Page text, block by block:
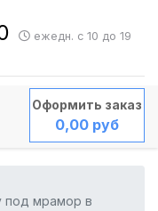
ежедн. с 10 до 19
Оформить заказ
0,00 руб
под мрамор в